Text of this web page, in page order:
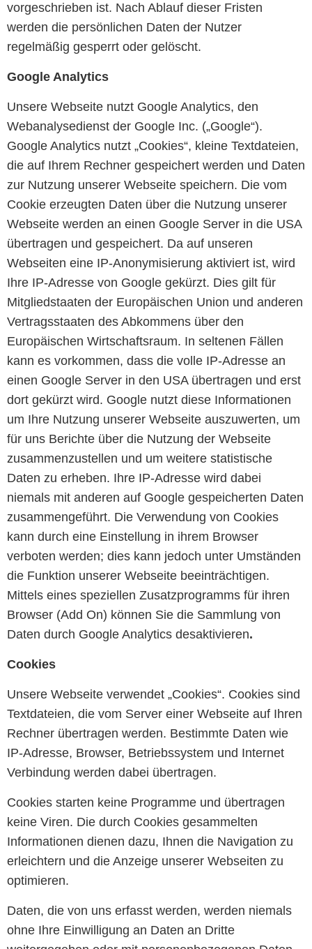
vorgeschrieben ist. Nach Ablauf dieser Fristen
werden die persönlichen Daten der Nutzer
regelmäßig gesperrt oder gelöscht.
Google Analytics
Unsere Webseite nutzt Google Analytics, den
Webanalysedienst der Google Inc. („Google“).
Google Analytics nutzt „Cookies“, kleine Textdateien,
die auf Ihrem Rechner gespeichert werden und Daten
zur Nutzung unserer Webseite speichern. Die vom
Cookie erzeugten Daten über die Nutzung unserer
Webseite werden an einen Google Server in die USA
übertragen und gespeichert. Da auf unseren
Webseiten eine IP-Anonymisierung aktiviert ist, wird
Ihre IP-Adresse von Google gekürzt. Dies gilt für
Mitgliedstaaten der Europäischen Union und anderen
Vertragsstaaten des Abkommens über den
Europäischen Wirtschaftsraum. In seltenen Fällen
kann es vorkommen, dass die volle IP-Adresse an
einen Google Server in den USA übertragen und erst
dort gekürzt wird. Google nutzt diese Informationen
um Ihre Nutzung unserer Webseite auszuwerten, um
für uns Berichte über die Nutzung der Webseite
zusammenzustellen und um weitere statistische
Daten zu erheben. Ihre IP-Adresse wird dabei
niemals mit anderen auf Google gespeicherten Daten
zusammengeführt. Die Verwendung von Cookies
kann durch eine Einstellung in ihrem Browser
verboten werden; dies kann jedoch unter Umständen
die Funktion unserer Webseite beeinträchtigen.
Mittels eines speziellen Zusatzprogramms für ihren
Browser (Add On) können Sie die Sammlung von
Daten durch Google Analytics desaktivieren.
Cookies
Unsere Webseite verwendet „Cookies“. Cookies sind
Textdateien, die vom Server einer Webseite auf Ihren
Rechner übertragen werden. Bestimmte Daten wie
IP-Adresse, Browser, Betriebssystem und Internet
Verbindung werden dabei übertragen.
Cookies starten keine Programme und übertragen
keine Viren. Die durch Cookies gesammelten
Informationen dienen dazu, Ihnen die Navigation zu
erleichtern und die Anzeige unserer Webseiten zu
optimieren.
Daten, die von uns erfasst werden, werden niemals
ohne Ihre Einwilligung an Daten an Dritte